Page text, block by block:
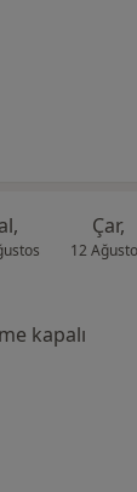
Çar,
12
kapalı